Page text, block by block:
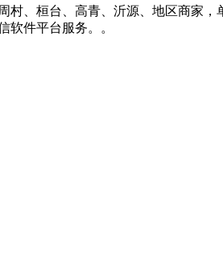
、桓台、高青、沂源、地区商家
软件平台服务。。